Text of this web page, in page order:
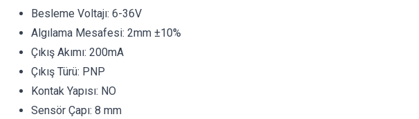
Besleme Voltajı: 6-36V
Algılama Mesafesi: 2mm ±10%
Çıkış Akımı: 200mA
Çıkış Türü: PNP
Kontak Yapısı: NO
Sensör Çapı: 8 mm